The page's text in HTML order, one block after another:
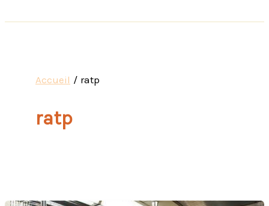
Accueil ratp
ratp